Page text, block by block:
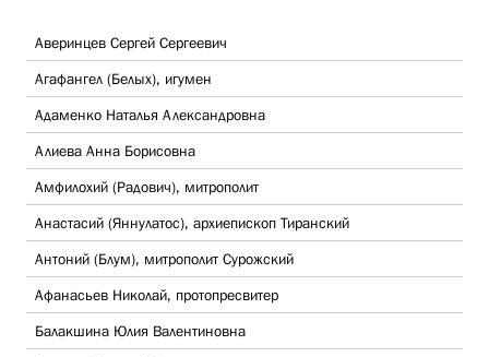
Аверинцев Сергей Сергеевич
Агафангел (Белых), игумен
Адаменко Наталья Александровна
Алиева Анна Борисовна
Амфилохий (Радович), митрополит
Анастасий (Яннулатос), архиепископ Тиранский
Антоний (Блум), митрополит Сурожский
Афанасьев Николай, протопресвитер
Балакшина Юлия Валентиновна